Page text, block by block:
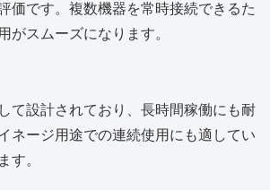
価です。複数機器を常時接続できるた
がスムーズになります。
て設計されており、長時間稼働にも耐
ネージ用途での連続使用にも適してい
す。